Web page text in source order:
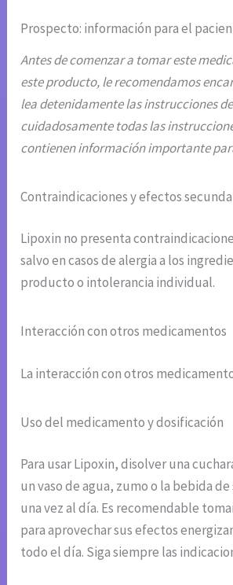
Prospecto: información para el
Antes de comenzar a tomar este
este producto, le recomendamos
lea detenidamente las instrucciones
cuidadosamente todas las
contienen información importante
Contraindicaciones y efectos
Lipoxin no presenta
salvo en casos de alergia a los
producto o intolerancia individual.
Interacción con otros medicamentos
La interacción con otros
Uso del medicamento y dosificación
Para usar Lipoxin, disolver una
un vaso de agua, zumo o la bebida
una vez al día. Es recomendable
para aprovechar sus efectos
todo el día. Siga siempre las